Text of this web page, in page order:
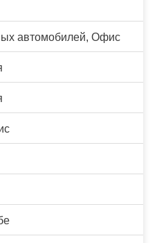
автомобилей, Офис